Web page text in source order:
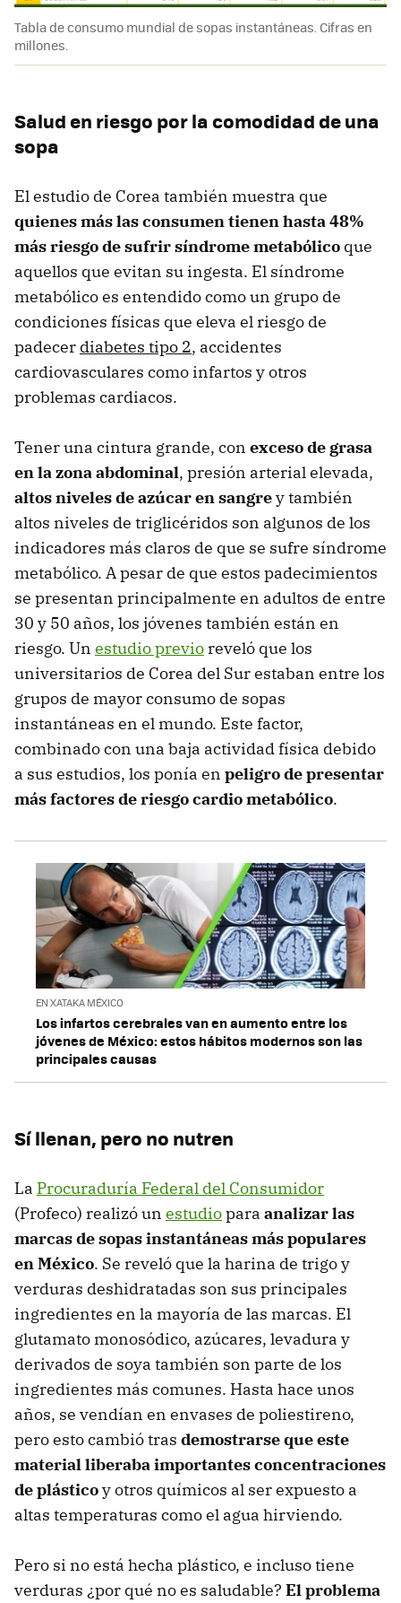
Tabla de consumo mundial de sopas instantáneas. Cifras en
millones.
Salud en riesgo por la comodidad de una
sopa
El estudio de Corea también muestra que
quienes más las consumen tienen hasta 48%
más riesgo de sufrir síndrome metabólico que
aquellos que evitan su ingesta. El síndrome
metabólico es entendido como un grupo de
condiciones físicas que eleva el riesgo de
padecer diabetes tipo 2, accidentes
cardiovasculares como infartos y otros
problemas cardiacos.
Tener una cintura grande, con exceso de grasa
en la zona abdominal, presión arterial elevada,
altos niveles de azúcar en sangrey también
altos niveles de triglicéridos son algunos de los
indicadores más claros de que se sufre síndrome
metabólico. A pesar de que estos padecimientos
se presentan principalmente en adultos de entre
30 y 50 años, los jóvenes también están en
riesgo. Un estudio previo reveló que los
universitarios de Corea del Sur estaban entre los
grupos de mayor consumo de sopas
instantáneas en el mundo. Este factor,
combinado con una baja actividad física debido
a sus estudios, los ponía en peligro de presentar
más factores de riesgo cardio metabólico.
EN XATAKA MÉXICO
Los infartos cerebrales van en aumento entre los
jóvenes de México: estos hábitos modernos son las
principales causas
Sí llenan, pero no nutren
La Procuraduría Federal del Consumidor
(Profeco) realizó un estudiopara analizar las
marcas de sopas instantáneas más populares
en México. Se reveló que la harina de trigo y
verduras deshidratadas son sus principales
ingredientes en la mayoría de las marcas. El
glutamato monosódico, azúcares, levadura y
derivados de soya también son parte de los
ingredientes más comunes. Hasta hace unos
años, se vendían en envases de poliestireno,
pero esto cambió tras demostrarse que este
material liberaba importantes concentraciones
de plásticoy otros químicos al ser expuesto a
altas temperaturas como el agua hirviendo.
Pero si no está hecha plástico, e incluso tiene
verduras ¿por qué no es saludable? El problema